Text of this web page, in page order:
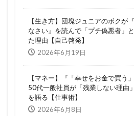
【生き方】団塊ジュニアのボクが
なさい』を読んで「プチ偽悪者」
た理由【自己啓発】
2026年6月19日
【マネー】『「幸せをお金で買う
50代一般社員が「残業しない理由
を語る【仕事術】
2026年6月8日